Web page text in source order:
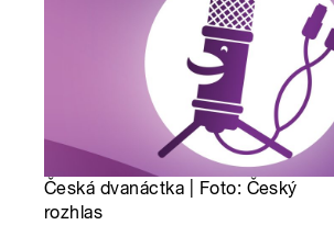
Česká dvanáctka | Foto: Český
rozhlas